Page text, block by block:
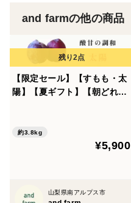
and farmの他の商品
【限定セール】【すもも・太
陽】【夏ギフト】【朝どれ】
0~30玉
約3.8kg
¥5,900
山梨県南アルプス市